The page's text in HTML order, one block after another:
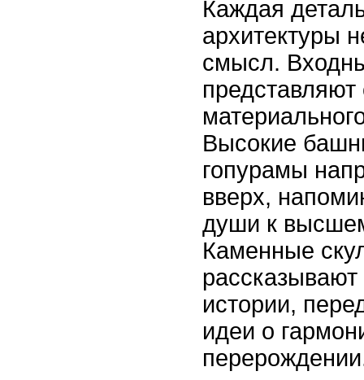
Каждая
архитектуры
смысл.
Высокие
гопурамы
вверх,
души к
Каменные
истории,
идеи о